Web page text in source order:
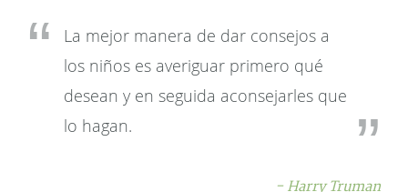
La mejor manera de dar consejos a
los niños es averiguar primero qué
desean y en seguida aconsejarles que
lo hagan.
- Harry Truman